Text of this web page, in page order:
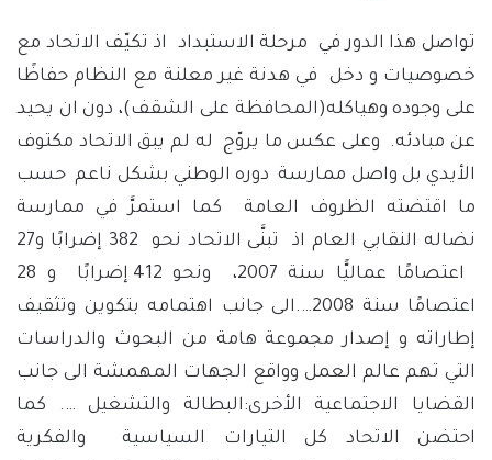
تواصل هذا الدور في مرحلة الاستبداد اذ تكيّف الاتحاد مع
خصوصيات و دخل في هدنة غير معلنة مع النظام حفاظًا
على وجوده وهياكله(المحافظة على الشقف)، دون ان يحيد
عن مبادئه. وعلى عكس ما يروّج له لم يبق الاتحاد مكتوف
الأيدي بل واصل ممارسة دوره الوطني بشكل ناعم حسب
ما اقتضته الظروف العامة كما استمرَّ في ممارسة
نضاله النقابي العام اذ تبنَّى الاتحاد نحو 382 إضرابًا و27
اعتصامًا عماليًّا سنة 2007، ونحو 412 إضرابًا و 28
اعتصامًا سنة 2008….الى جانب اهتمامه بتكوين وتثقيف
إطاراته و إصدار مجموعة هامة من البحوث والدراسات
التي تهم عالم العمل وواقع الجهات المهمشة الى جانب
القضايا الاجتماعية الأخرى:البطالة والتشغيل …. كما
احتضن الاتحاد كل التيارات السياسية والفكرية